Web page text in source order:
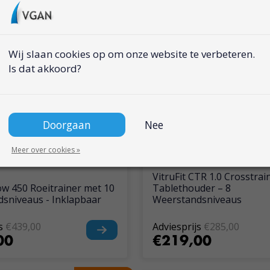
450 Roeitrainer met 10
- Inklapbaar
€439,00
VitruFit CTR 1.0
Tablethouder – 8
Weerstandsniveaus
Adviesprijs €285,00
€219,00
Wij slaan cookies op om onze website te verbeteren.
Is dat akkoord?
Doorgaan Nee
Meer over cookies »